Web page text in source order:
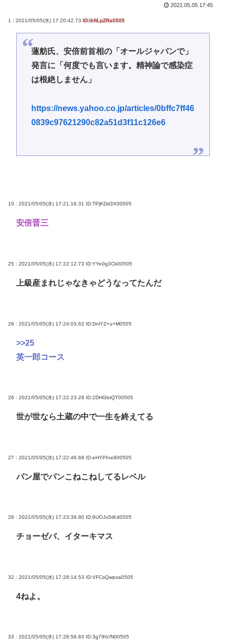
2021.05.05 17:45
1 : 2021/05/05(水) 17:20:42.73 ID:ikftLpZRa0505
蓮舫氏、安倍前首相の「オールジャパンで」
発言に「何度でも言います。精神論で感染症
は根絶しません」
https://news.yahoo.co.jp/articles/0bffc7ff46
0839c97621290c82a51d3f11c126e6
10 : 2021/05/05(水) 17:21:16.31 ID:TPjKDd3X00505
安倍晋三
25 : 2021/05/05(水) 17:22:12.73 ID:YYe0g3Ck00505
上級産まれじゃなきゃどうなってたんだ
29 : 2021/05/05(水) 17:24:03.62 ID:DnlYZ+u+M0505
>>25
英一郎コース
26 : 2021/05/05(水) 17:22:23.29 ID:2DHGbtQT00505
世が世なら土蔵の中で一生を終えてる
27 : 2021/05/05(水) 17:22:46.69 ID:eHYPIne800505
パン屋でパンこねこねしてるレベル
28 : 2021/05/05(水) 17:23:39.80 ID:9UOJxStKd0505
チョーゼバ、イターキマス
32 : 2021/05/05(水) 17:28:14.53 ID:VFCsQwpsa0505
4ねよ。
33 : 2021/05/05(水) 17:28:56.83 ID:3g79iV/N00505